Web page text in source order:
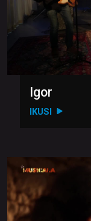
Igor
IKUSI